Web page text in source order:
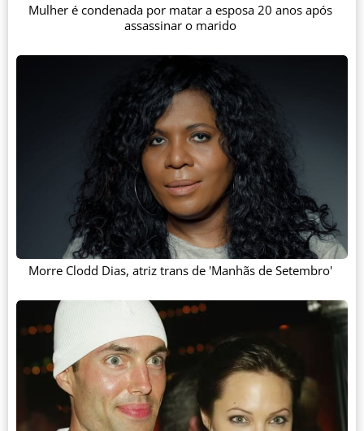
Mulher é condenada por matar a esposa 20 anos após
assassinar o marido
Morre Clodd Dias, atriz trans de 'Manhãs de Setembro'